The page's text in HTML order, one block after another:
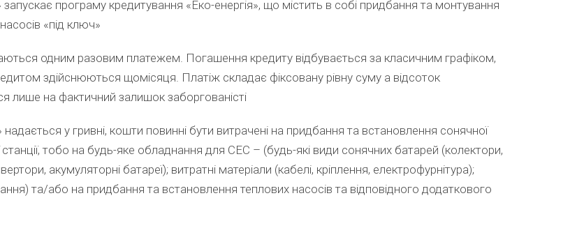
запускає програму кредитування «Еко-енергія», що містить в собі придбання та монтування
«під ключ»
одним разовим платежем. Погашення кредиту відбувається за класичним графіком,
здійснюються щомісяця. Платіж складає фіксовану рівну суму а відсоток
лише на фактичний залишок заборгованісті
надається у гривні, кошти повинні бути витрачені на придбання та встановлення сонячної
станції, тобо на будь-яке обладнання для СЕС – (будь-які види сонячних батарей (колектори,
акумуляторні батареї); витратні матеріали (кабелі, кріплення, електрофурнітура);
та/або на придбання та встановлення теплових насосів та відповідного додаткового